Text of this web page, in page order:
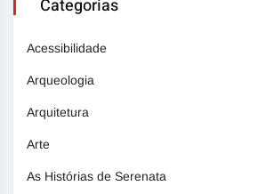
Categorias
Acessibilidade
Arqueologia
Arquitetura
Arte
As Histórias de Serenata